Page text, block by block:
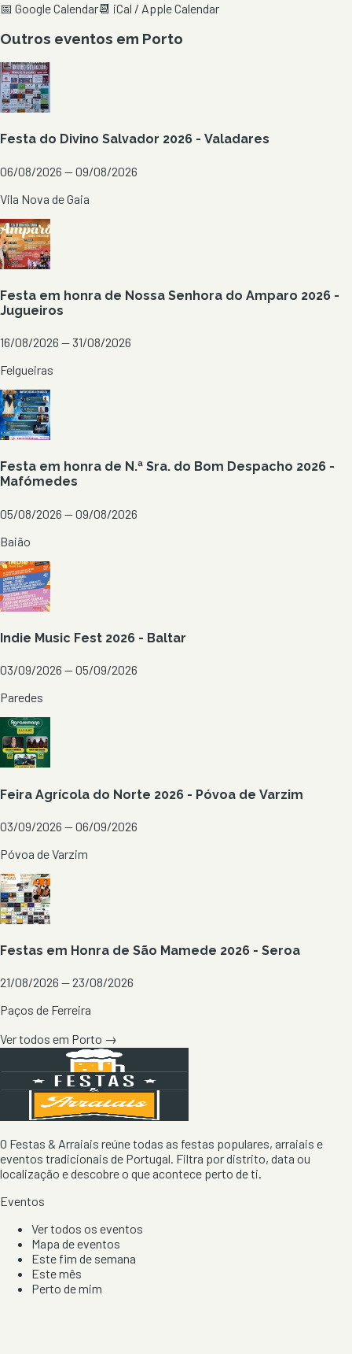
📅 Google Calendar📆 iCal / Apple Calendar
Outros eventos em Porto
Festa do Divino Salvador 2026 - Valadares
06/08/2026 — 09/08/2026
Vila Nova de Gaia
Festa em honra de Nossa Senhora do Amparo 2026 -
Jugueiros
16/08/2026 — 31/08/2026
Felgueiras
Festa em honra de N.ª Sra. do Bom Despacho 2026 -
Mafómedes
05/08/2026 — 09/08/2026
Baião
Indie Music Fest 2026 - Baltar
03/09/2026 — 05/09/2026
Paredes
Feira Agrícola do Norte 2026 - Póvoa de Varzim
03/09/2026 — 06/09/2026
Póvoa de Varzim
Festas em Honra de São Mamede 2026 - Seroa
21/08/2026 — 23/08/2026
Paços de Ferreira
Ver todos em Porto →
O Festas & Arraiais reúne todas as festas populares, arraiais e
eventos tradicionais de Portugal. Filtra por distrito, data ou
localização e descobre o que acontece perto de ti.
Eventos
Ver todos os eventos
Mapa de eventos
Este fim de semana
Este mês
Perto de mim